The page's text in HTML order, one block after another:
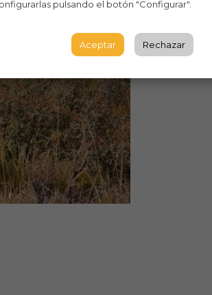
pulsando el botón "Configurar".
Aceptar Rechazar